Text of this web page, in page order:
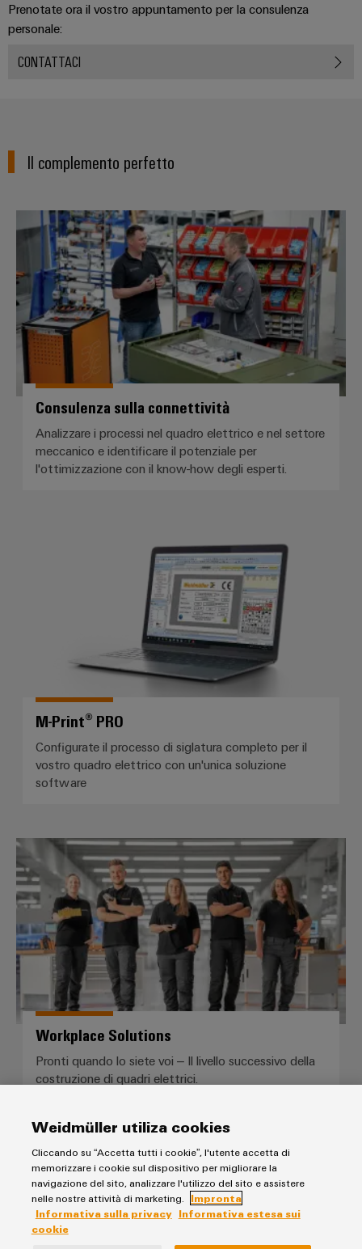
Prenotate ora il vostro appuntamento per la consulenza
personale:
CONTATTACI
Il complemento perfetto
Consulenza sulla connettività
Consulenza sulla connettività
Analizzare i processi nel quadro elettrico e nel settore
meccanico e identificare il potenziale per
l'ottimizzazione con il know-how degli esperti.
M-Print® PRO
Configurate il processo di siglatura completo per il
vostro quadro elettrico con un'unica soluzione
software
Workplace Solutions
Workplace Solutions
Pronti quando lo siete voi – Il livello successivo della
costruzione di quadri elettrici.
Configuratore Weidmüller
Weidmüller utiliza cookies
Cliccando su “Accetta tutti i cookie”, l'utente accetta di
memorizzare i cookie sul dispositivo per migliorare la
navigazione del sito, analizzare l'utilizzo del sito e assistere
nelle nostre attività di marketing.
Impronta
Informativa sulla privacy Informativa estesa sui
cookie